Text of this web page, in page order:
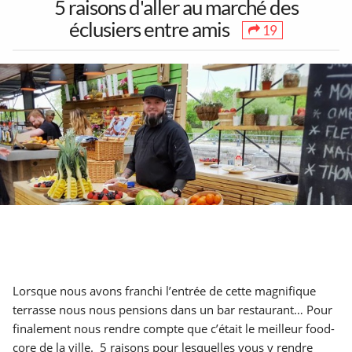
Contact
Ajouter un lieu/activité
English
Acheter abonnés Instagram et Facebook
Google Ads Click Fraud Protection and Prevention
Toutes les sorties Concerts Art & Musées
17
Festivals &
Marchés
5 à 7 &
Réseautage
7
Théâtre &
Humour
Brunch
15
LGBT Poutines
5 raisons d'aller au marché des
éclusiers entre amis
19
Lorsque nous avons franchi l’entrée de cette magnifique
terrasse nous nous pensions dans un bar restaurant… Pour
finalement nous rendre compte que c’était le meilleur food-
core de la ville. 5 raisons pour lesquelles vous y rendre